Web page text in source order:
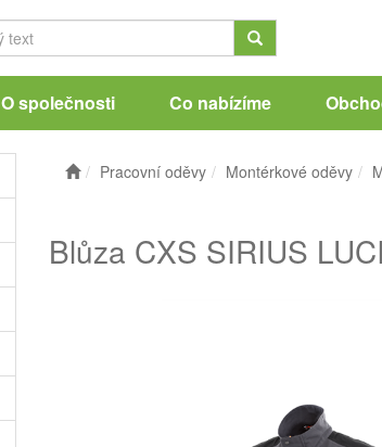
O společnosti Co nabízíme
Pracovní oděvy Montérkové oděvy
Blůza CXS SIRIUS